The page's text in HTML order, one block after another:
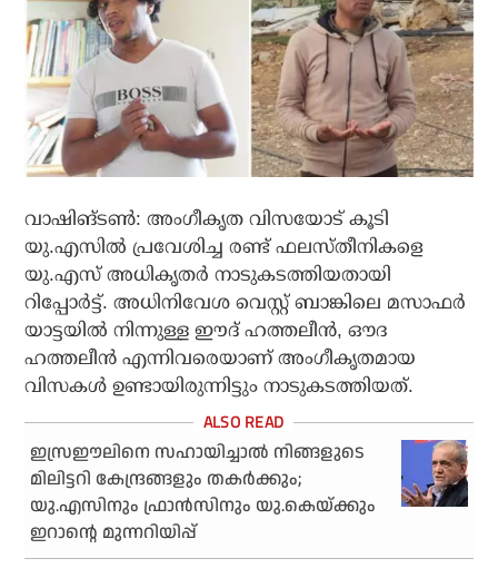
വാഷിങ്ടണ്‍: അംഗീകൃത വിസയോട് കൂടി
യു.എസില്‍ പ്രവേശിച്ച രണ്ട് ഫലസ്തീനികളെ
യു.എസ് അധികൃതര്‍ നാടുകടത്തിയതായി
റിപ്പോര്‍ട്ട്. അധിനിവേശ വെസ്റ്റ് ബാങ്കിലെ മസാഫര്‍
യാട്ടയില്‍ നിന്നുള്ള ഈദ് ഹത്തലീന്‍, ഔദ
ഹത്തലീന്‍ എന്നിവരെയാണ് അംഗീകൃതമായ
വിസകള്‍ ഉണ്ടായിരുന്നിട്ടും നാടുകടത്തിയത്.
ഇസ്രഈലിനെ സഹായിച്ചാല്‍ നിങ്ങളുടെ
മിലിട്ടറി കേന്ദ്രങ്ങളും തകര്‍ക്കും;
യു.എസിനും ഫ്രാന്‍സിനും യു.കെയ്ക്കും
ഇറാന്റെ മുന്നറിയിപ്പ്